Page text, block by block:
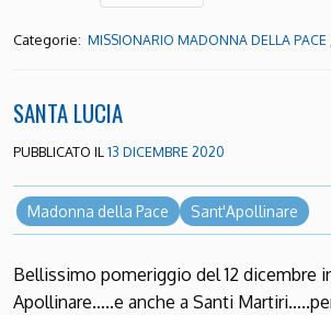
Categorie: MISSIONARIO MADONNA DELLA PACE
SANTA LUCIA
PUBBLICATO IL 13 DICEMBRE 2020
Madonna della Pace Sant'Apollinare
Bellissimo pomeriggio del 12 dicembre
Apollinare…..e anche a Santi